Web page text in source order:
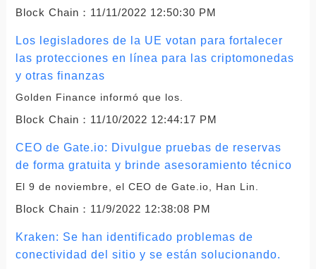
Block Chain： 11/11/2022 12:50:30 PM
Los legisladores de la UE votan para fortalecer
las protecciones en línea para las criptomonedas
y otras finanzas
Golden Finance informó que los.
Block Chain： 11/10/2022 12:44:17 PM
CEO de Gate.io: Divulgue pruebas de reservas
de forma gratuita y brinde asesoramiento técnico
El 9 de noviembre, el CEO de Gate.io, Han Lin.
Block Chain： 11/9/2022 12:38:08 PM
Kraken: Se han identificado problemas de
conectividad del sitio y se están solucionando.